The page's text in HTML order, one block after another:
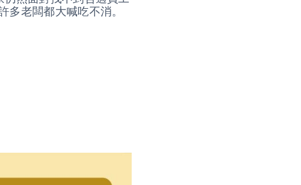
老闆都大喊吃不消。